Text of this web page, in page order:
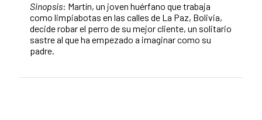
Sinopsis: Martín, un joven huérfano que trabaja
como limpiabotas en las calles de La Paz, Bolivia,
decide robar el perro de su mejor cliente, un solitario
sastre al que ha empezado a imaginar como su
padre.